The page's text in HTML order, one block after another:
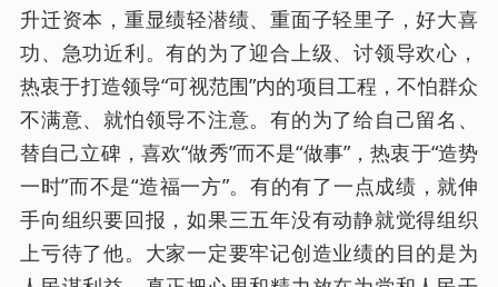
升迁资本，重显绩轻潜绩、重面子轻里子，好大喜
功、急功近利。有的为了迎合上级、讨领导欢心，
热衷于打造领导“可视范围”内的项目工程，不怕群众
不满意、就怕领导不注意。有的为了给自己留名、
替自己立碑，喜欢“做秀”而不是“做事”，热衷于“造势
一时”而不是“造福一方”。有的有了一点成绩，就伸
手向组织要回报，如果三五年没有动静就觉得组织
上亏待了他。大家一定要牢记创造业绩的目的是为